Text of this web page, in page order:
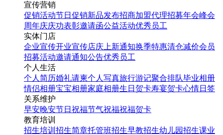
宣传营销
促销活动节日促销新品发布招商加盟代理招募年会峰会
周年庆庆功表彰邀请函公益活动优秀员工
实体门店
企业宣传开业宣传店庆 上新通知换季特惠清仓减价会员
招募活动邀请通知公告优秀员工
个人生活
个人简历婚礼请柬个人写真旅行游记聚合排队毕业相册
情侣相册宝宝相册家庭相册生日贺卡寿宴贺卡心情日签
关系维护
早安晚安节日祝福节气祝福祝福贺卡
教育培训
招生培训 招生简章托管班招生早教招生幼儿园招生课业